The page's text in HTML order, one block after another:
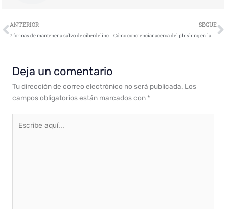
Ant
ANTERIOR
7 formas de mantener a salvo de ciberdelincuentes los dispositivos inteligentes del hogar
SEGUE
Cómo concienciar acerca del phishing en las empresas
Deja un comentario
Tu dirección de correo electrónico no será publicada. Los
campos obligatorios están marcados con *
aquí...